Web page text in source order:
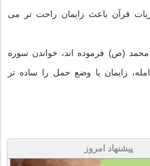
قرآن باعث زایمان راحت تر می
(ص) فرموده اند، خواندن سوره
زایمان یا وضع حمل را ساده تر
پیشنهاد امروز